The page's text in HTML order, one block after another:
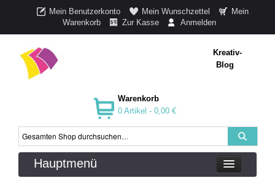
Mein Benutzerkonto Mein Wunschzettel
Mein
Warenkorb
Zur Kasse Anmelden
Kreativ-
Blog
Warenkorb
0 Artikel - 0,00 €
Hauptmenü